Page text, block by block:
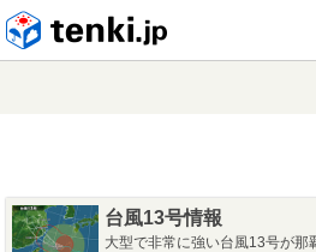
台風13号情報
大型で非常に強い台風13号が